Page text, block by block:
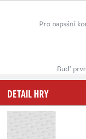
Pro napsání
Buď
DETAIL HRY